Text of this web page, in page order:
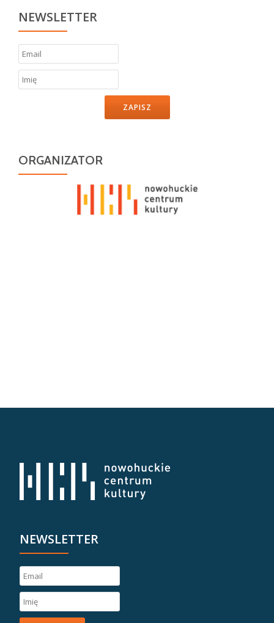
NEWSLETTER
ZAPISZ
ORGANIZATOR
NEWSLETTER